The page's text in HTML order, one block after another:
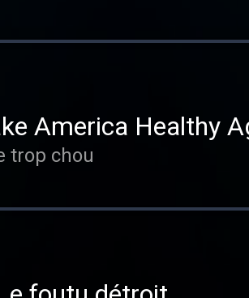
America Healthy
trop chou